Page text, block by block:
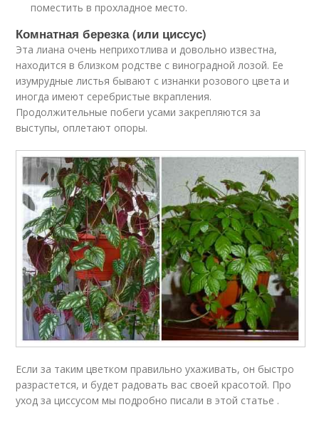
поместить в прохладное место.
Комнатная березка (или циссус)
Эта лиана очень неприхотлива и довольно известна,
находится в близком родстве с виноградной лозой. Ее
изумрудные листья бывают с изнанки розового цвета и
иногда имеют серебристые вкрапления.
Продолжительные побеги усами закрепляются за
выступы, оплетают опоры.
Если за таким цветком правильно ухаживать, он быстро
разрастется, и будет радовать вас своей красотой. Про
уход за циссусом мы подробно писали в этой статье .